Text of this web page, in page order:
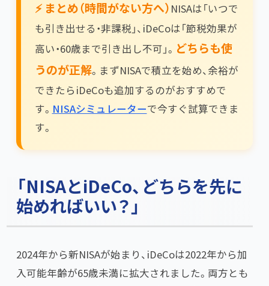
⚡ まとめ（時間がない方へ）​ NISAは「いつで
も引き出せる・非課税」、iDeCoは「節税効果が
高い・60歳まで引き出し不可」。​ どちらも使
うのが正解​。まずNISAで積立を始め、余裕が
できたらiDeCoも追加するのがおすすめで
す。 NISAシミュレーターで今すぐ試算できま
す。
「NISAとiDeCo、どちらを先に
始めればいい？」
2024年から新NISAが始まり、iDeCoは2022年から加
入可能年齢が65歳未満に拡大されました。両方とも